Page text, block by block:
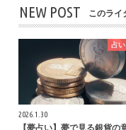
NEW POST このライ
占
2026.1.30
【夢占い】夢で見る銀貨の